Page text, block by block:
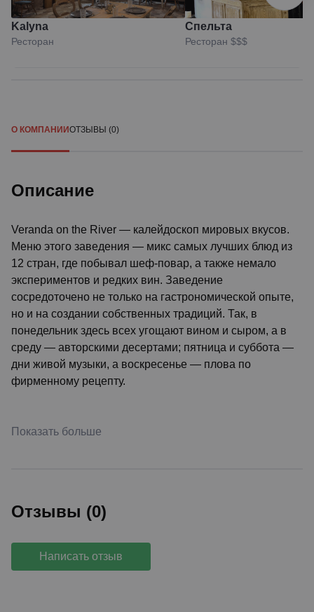
Kalyna
Ресторан
Спельта
Ресторан $$$
О КОМПАНИИОТЗЫВЫ (0)
Описание
Veranda on the River — калейдоскоп мировых вкусов.
Меню этого заведения — микс самых лучших блюд из
12 стран, где побывал шеф-повар, а также немало
экспериментов и редких вин. Заведение
сосредоточено не только на гастрономической опыте,
но и на создании собственных традиций. Так, в
понедельник здесь всех угощают вином и сыром, а в
среду — авторскими десертами; пятница и суббота —
дни живой музыки, а воскресенье — плова по
фирменному рецепту.
Показать больше
Отзывы (0)
Написать отзыв